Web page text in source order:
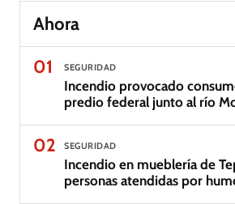
Ahora
01
SEGURIDAD
Incendio provocado
predio federal junto al río
02 SEGURIDAD
Incendio en mueblería de
personas atendidas por